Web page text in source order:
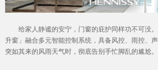
给家人静谧的安宁，门窗的庇护同样功不可没。
升窗」融合多元智能控制系统，具备风控、雨控、
突如其来的风雨天气时，彻底告别手忙脚乱的尴尬。